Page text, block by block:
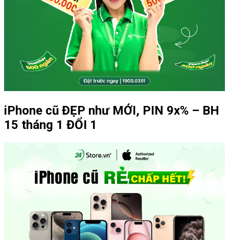
iPhone cũ ĐẸP như MỚI, PIN 9x% – BH
15 tháng 1 ĐỔI 1